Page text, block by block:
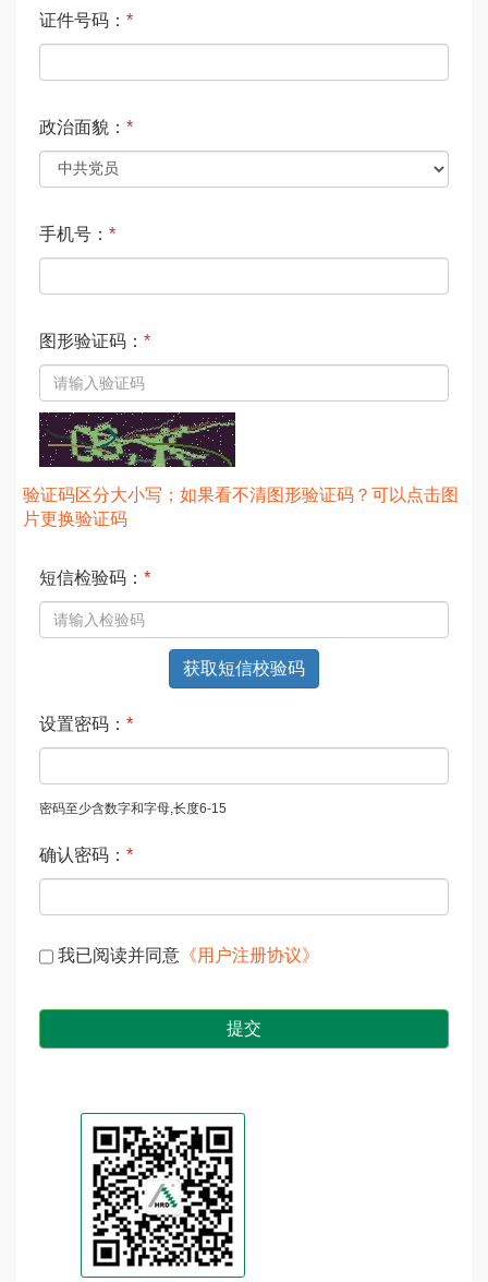
证件号码： *
政治面貌： *
手机号： *
图形验证码： *
验证码区分大小写；如果看不清图形验证码？可以点击图
片更换验证码
短信检验码： *
获取短信校验码
设置密码： *
密码至少含数字和字母,长度6-15
确认密码： *
我已阅读并同意《用户注册协议》
提交